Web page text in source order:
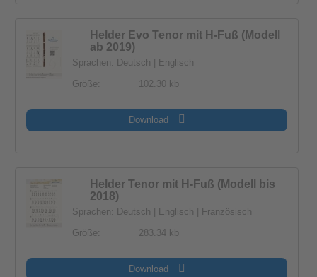
Helder Evo Tenor mit H-Fuß (Modell
ab 2019)
Sprachen: Deutsch | Englisch
Größe:
102.30 kb
Download
Helder Tenor mit H-Fuß (Modell bis
2018)
Sprachen: Deutsch | Englisch | Französisch
Größe:
283.34 kb
Download